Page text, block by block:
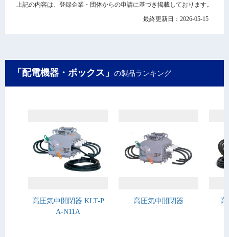
上記の内容は、登録企業・団体からの申請に基づき掲載しております。
最終更新日：2026-05-15
「配電機器・ボックス」 の製品ランキング
高圧気中開閉器 KLT-P
A-N11A
高圧気中開閉器 高